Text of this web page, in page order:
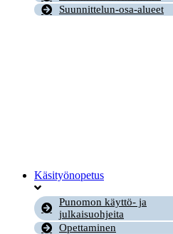
KirjontaSuunnittelun-osa-alueet
Käsityönopetus
Punomon käyttö- ja
julkaisuohjeita
Opettaminen